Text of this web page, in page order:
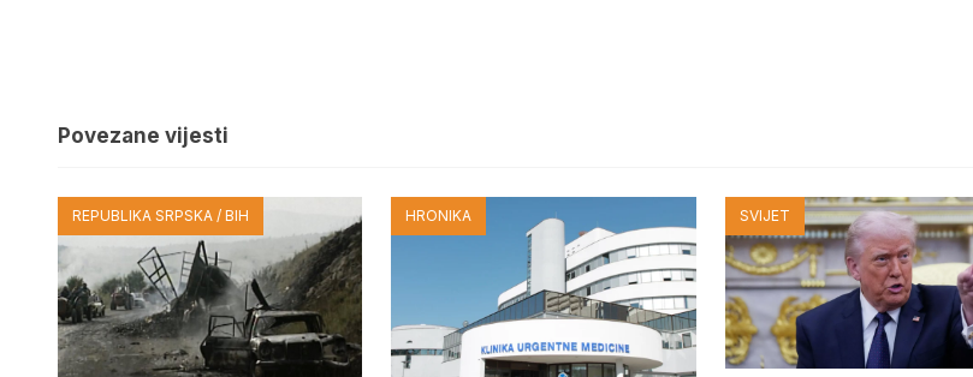
Povezane vijesti
REPUBLIKA SRPSKA / BIH HRONIKA SVIJET